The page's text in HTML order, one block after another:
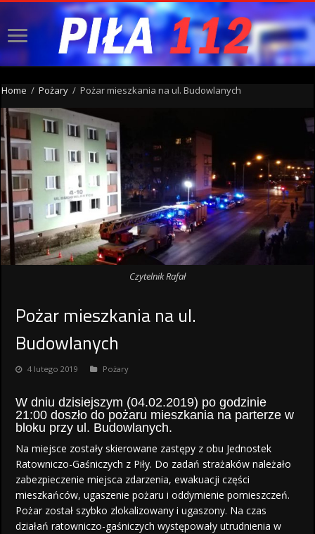
Home / Pożary / Pożar mieszkania na ul. Budowlanych
Czytelnik Rafał
Pożar mieszkania na ul.
Budowlanych
4 lutego 2019 Pożary
W dniu dzisiejszym (04.02.2019) po godzinie
21:00 doszło do pożaru mieszkania na parterze w
bloku przy ul. Budowlanych.
Na miejsce zostały skierowane zastępy z obu Jednostek
Ratowniczo-Gaśniczych z Piły. Do zadań strażaków należało
zabezpieczenie miejsca zdarzenia, ewakuacji części
mieszkańców, ugaszenie pożaru i oddymienie pomieszczeń.
Pożar został szybko zlokalizowany i ugaszony. Na czas
działań ratowniczo-gaśniczych występowały utrudnienia w